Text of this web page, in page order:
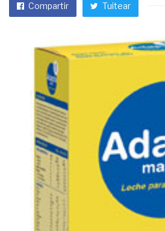
Compartir Tuitear